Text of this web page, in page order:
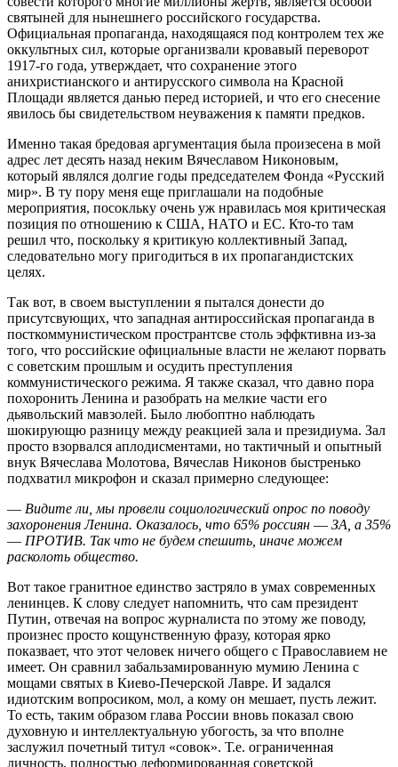
святыней для нынешнего российского государства.
Официальная пропаганда, находящаяся под контролем тех же
оккультных сил, которые организвали кровавый переворот
1917-го года, утверждает, что сохранение этого
анихристианского и антирусского символа на Красной
Площади является данью перед историей, и что его снесение
явилось бы свидетельством неуважения к памяти предков.
Именно такая бредовая аргументация была произесена в мой
адрес лет десять назад неким Вячеславом Никоновым,
который являлся долгие годы председателем Фонда «Русский
мир». В ту пору меня еще приглашали на подобные
мероприятия, посокльку очень уж нравилась моя критическая
позиция по отношению к США, НАТО и ЕС. Кто-то там
решил что, поскольку я критикую коллективный Запад,
следовательно могу пригодиться в их пропагандистских
целях.
Так вот, в своем выступлении я пытался донести до
присутсвующих, что западная антироссийская пропаганда в
посткоммунистическом пространтсве столь эффктивна из-за
того, что российские официальные власти не желают порвать
с советским прошлым и осудить преступления
коммунистического режима. Я также сказал, что давно пора
похоронить Ленина и разобрать на мелкие части его
дьявольский мавзолей. Было любоптно наблюдать
шокирующю разницу между реакцией зала и президиума. Зал
просто взорвался аплодисментами, но тактичный и опытный
внук Вячеслава Молотова, Вячеслав Никонов быстренько
подхватил микрофон и сказал примерно следующее:
― Видите ли, мы провели социологический опрос по поводу
захоронения Ленина. Оказалось, что 65% россиян ― ЗА, а 35%
― ПРОТИВ. Так что не будем спешить, иначе можем
расколоть общество.
Вот такое гранитное единство застряло в умах современных
ленинцев. К слову следует напомнить, что сам президент
Путин, отвечая на вопрос журналиста по этому же поводу,
произнес просто кощунственную фразу, которая ярко
показвает, что этот человек ничего общего с Православием не
имеет. Он сравнил забальзамированную мумию Ленина с
мощами святых в Киево-Печерской Лавре. И задался
идиотским вопросиком, мол, а кому он мешает, пусть лежит.
То есть, таким образом глава России вновь показал свою
духовную и интеллектуальную убогость, за что вполне
заслужил почетный титул «совок». Т.е. ограниченная
личность, полностью деформированная советской